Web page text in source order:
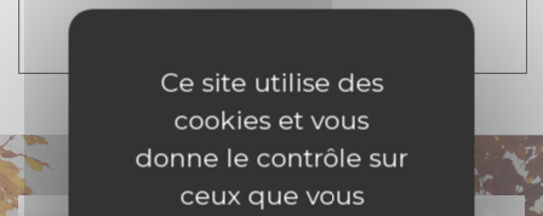
Ce site utilise des
cookies et vous
donne le contrôle sur
ceux que vous